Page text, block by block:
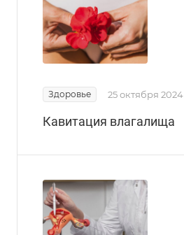
Здоровье 25 октября 2024
Кавитация влагалища